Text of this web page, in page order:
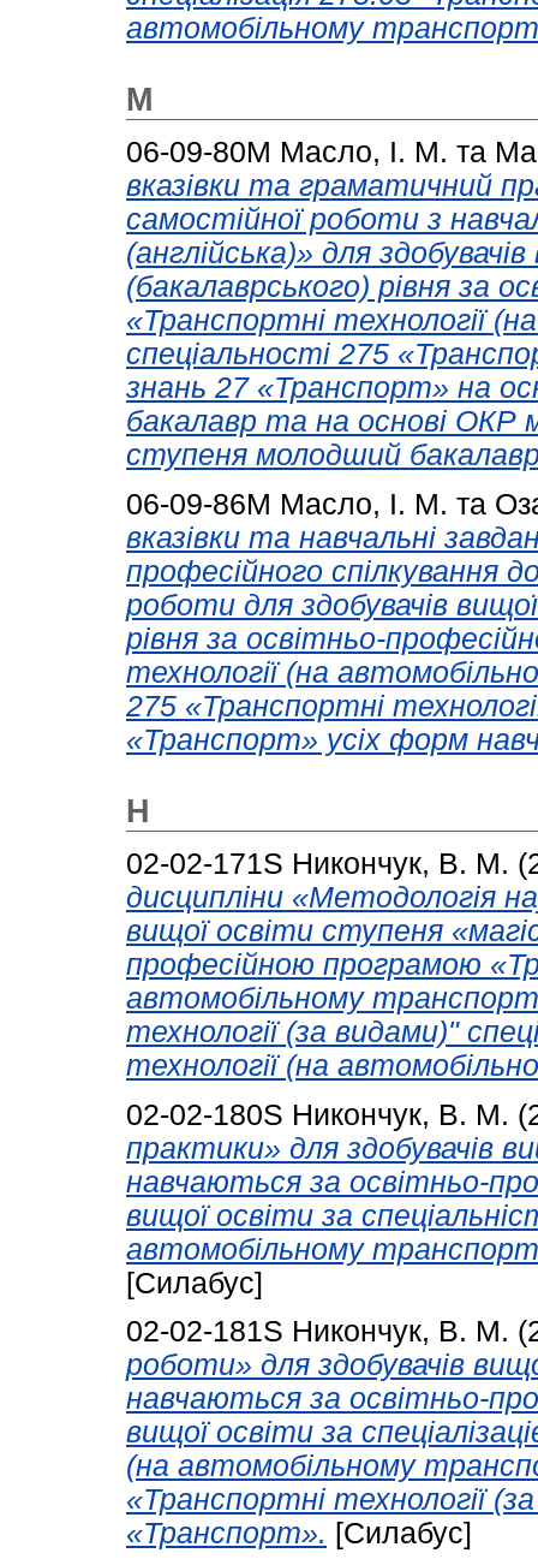
автомобільному
М
06-09-80М Масло, І. М. та
вказівки та граматичний
самостійної роботи з
(англійська)» для
(бакалаврського) рівня за
«Транспортні технології
спеціальності 275
знань 27 «Транспорт» на
бакалавр та на основі ОКР
ступеня молодший
06-09-86М Масло, І. М. та
вказівки та навчальні
професійного спілкування
роботи для здобувачів
рівня за освітньо-
технології (на
275 «Транспортні
«Транспорт» усіх форм
Н
02-02-171S Никончук, В. М.
дисципліни «Методологія
вищої освіти ступеня
професійною програмою
автомобільному
технології (за видами)"
технології (на
02-02-180S Никончук, В. М.
практики» для здобувачів
навчаються за освітньо-
вищої освіти за
автомобільному
[Силабус]
02-02-181S Никончук, В. М.
роботи» для здобувачів
навчаються за освітньо-
вищої освіти за
(на автомобільному
«Транспортні технології
«Транспорт». [Силабус]